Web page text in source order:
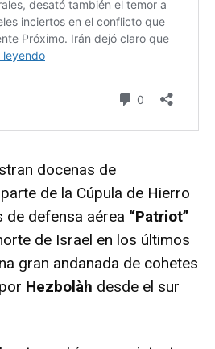
docenas de
de la Cúpula de Hierro
de defensa aérea “Patriot”
de Israel en los últimos
gran andanada de cohetes
Hezbolàh desde el sur